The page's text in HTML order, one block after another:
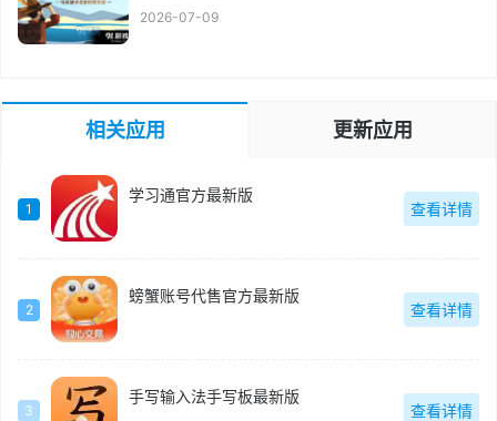
2026-07-09
相关应用 更新应用
1
学习通官方最新版
查看详情
2
螃蟹账号代售官方最新版
查看详情
3
手写输入法手写板最新版
查看详情